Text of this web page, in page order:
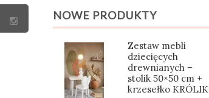
NOWE PRODUKTY
Zestaw mebli
dziecięcych
drewnianych –
stolik 50×50 cm +
krzesełko KRÓLIK